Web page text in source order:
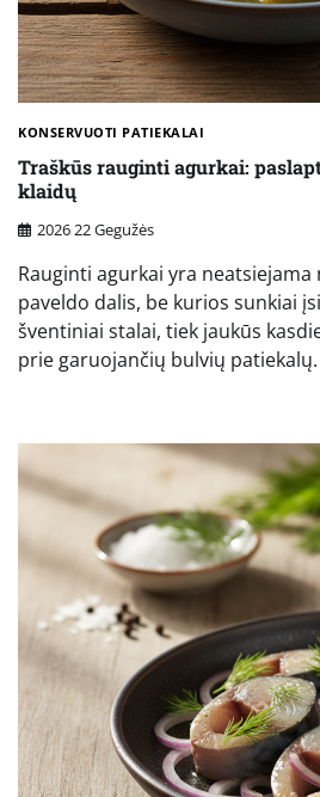
KONSERVUOTI PATIEKALAI
Traškūs rauginti agurkai:
klaidų
2026 22 Gegužės
Rauginti agurkai yra
paveldo dalis, be kurios sunkiai
šventiniai stalai, tiek jaukūs
prie garuojančių bulvių